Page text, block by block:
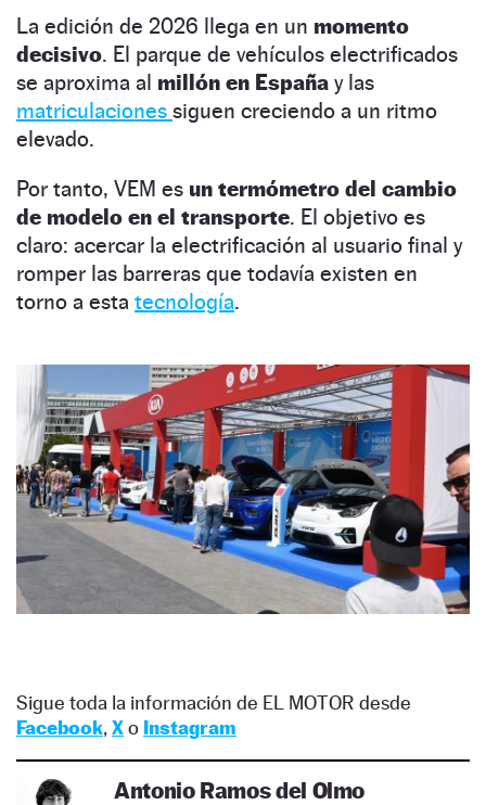
La edición de 2026 llega en un momento
decisivo. El parque de vehículos electrificados
se aproxima al millón en España y las
matriculaciones siguen creciendo a un ritmo
elevado.
Por tanto, VEM es un termómetro del cambio
de modelo en el transporte. El objetivo es
claro: acercar la electrificación al usuario final y
romper las barreras que todavía existen en
torno a esta tecnología.
Sigue toda la información de EL MOTOR desde
Facebook, Xo Instagram
Antonio Ramos del Olmo